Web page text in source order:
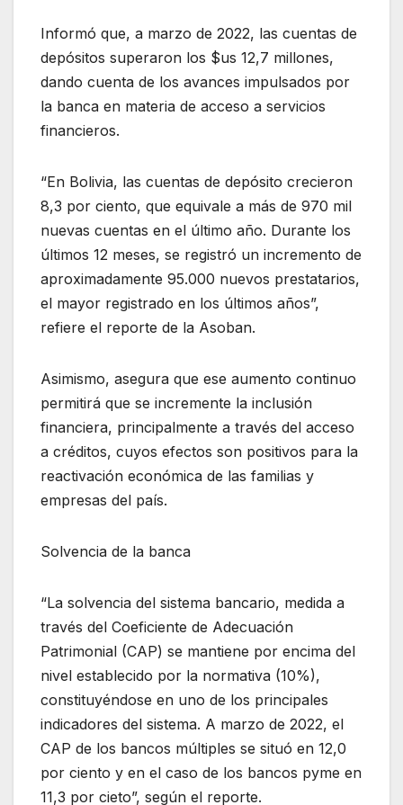
Informó que, a marzo de 2022, las cuentas de
depósitos superaron los $us 12,7 millones,
dando cuenta de los avances impulsados por
la banca en materia de acceso a servicios
financieros.
“En Bolivia, las cuentas de depósito crecieron
8,3 por ciento, que equivale a más de 970 mil
nuevas cuentas en el último año. Durante los
últimos 12 meses, se registró un incremento de
aproximadamente 95.000 nuevos prestatarios,
el mayor registrado en los últimos años”,
refiere el reporte de la Asoban.
Asimismo, asegura que ese aumento continuo
permitirá que se incremente la inclusión
financiera, principalmente a través del acceso
a créditos, cuyos efectos son positivos para la
reactivación económica de las familias y
empresas del país.
Solvencia de la banca
“La solvencia del sistema bancario, medida a
través del Coeficiente de Adecuación
Patrimonial (CAP) se mantiene por encima del
nivel establecido por la normativa (10%),
constituyéndose en uno de los principales
indicadores del sistema. A marzo de 2022, el
CAP de los bancos múltiples se situó en 12,0
por ciento y en el caso de los bancos pyme en
11,3 por cieto”, según el reporte.